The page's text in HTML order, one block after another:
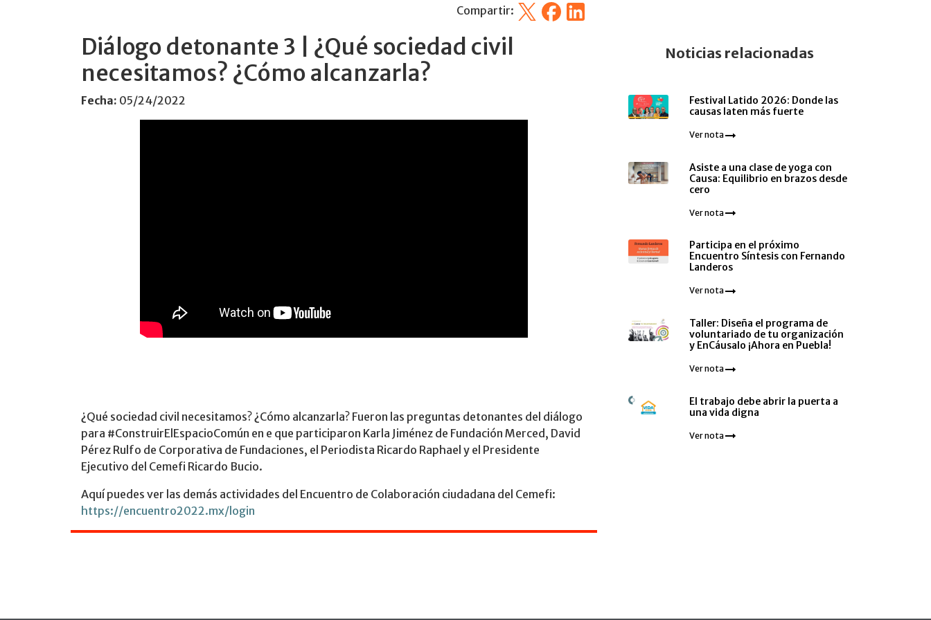
Compartir: X FacebookLinkedin
Diálogo detonante 3 | ¿Qué sociedad civil
necesitamos? ¿Cómo alcanzarla?
Fecha: 05/24/2022
¿Qué sociedad civil necesitamos? ¿Cómo alcanzarla? Fueron las preguntas detonantes del diálogo
para #ConstruirElEspacioComún en e que participaron Karla Jiménez de Fundación Merced, David
Pérez Rulfo de Corporativa de Fundaciones, el Periodista Ricardo Raphael y el Presidente
Ejecutivo del Cemefi Ricardo Bucio.
Aquí puedes ver las demás actividades del Encuentro de Colaboración ciudadana del Cemefi:
https://encuentro2022.mx/login
Noticias relacionadas
Festival Latido 2026: Donde las
causas laten más fuerte
Ver nota
Asiste a una clase de yoga con
Causa: Equilibrio en brazos desde
cero
Ver nota
Participa en el próximo
Encuentro Síntesis con Fernando
Landeros
Ver nota
Taller: Diseña el programa de
voluntariado de tu organización
y EnCáusalo ¡Ahora en Puebla!
Ver nota
El trabajo debe abrir la puerta a
una vida digna
Ver nota